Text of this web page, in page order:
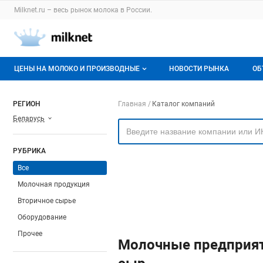
Раздел навигации по сайту milknet.ru
Milknet.ru – весь рынок молока в России.
Авторизация и меню пользователя
Навигация по разделам сайта milknet.ru
ЦЕНЫ НА МОЛОКО И ПРОИЗВОДНЫЕ
О мониторингах
Актуальные мониторинги
Динамика цен
НОВОСТИ РЫНКА
РЕГИОН
Беларусь
РУБРИКА
Все
Молочная продукция
Вторичное сырье
Оборудование
Прочее
Навигация по
Главная Каталог компаний
Молочные